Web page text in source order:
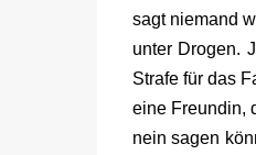
sagt niemand
unter Drogen.
Strafe für das
eine Freundin,
nein sagen